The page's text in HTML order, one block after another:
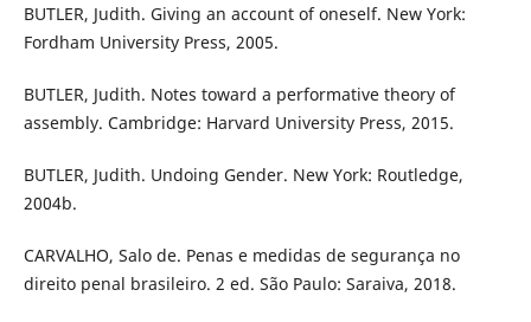
BUTLER, Judith. Giving an account of oneself. New York:
Fordham University Press, 2005.
BUTLER, Judith. Notes toward a performative theory of
assembly. Cambridge: Harvard University Press, 2015.
BUTLER, Judith. Undoing Gender. New York: Routledge,
2004b.
CARVALHO, Salo de. Penas e medidas de segurança no
direito penal brasileiro. 2 ed. São Paulo: Saraiva, 2018.